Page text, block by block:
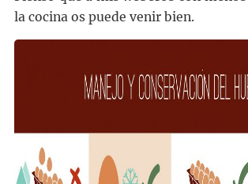
la cocina os puede venir bien.